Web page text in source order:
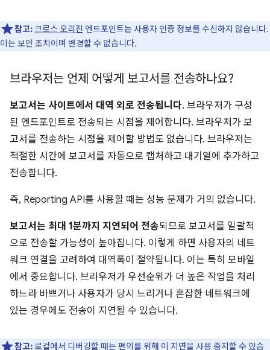
참고:크로스 오리진 엔드포인트는 사용자 인증 정보를 수신하지 않습니다.
이는 보안 조치이며 변경할 수 없습니다.
브라우저는 언제 어떻게 보고서를 전송하나요?
보고서는 사이트에서 대역 외로 전송됩니다. 브라우저가 구성
된 엔드포인트로 전송되는 시점을 제어합니다. 브라우저가 보
고서를 전송하는 시점을 제어할 방법도 없습니다. 브라우저는
적절한 시간에 보고서를 자동으로 캡처하고 대기열에 추가하고
전송합니다.
즉, Reporting API를 사용할 때는 성능 문제가 거의 없습니다.
보고서는 최대 1분까지 지연되어 전송되므로 보고서를 일괄적
으로 전송할 가능성이 높아집니다. 이렇게 하면 사용자의 네트
워크 연결을 고려하여 대역폭이 절약됩니다. 이는 특히 모바일
에서 중요합니다. 브라우저가 우선순위가 더 높은 작업을 처리
하느라 바쁘거나 사용자가 당시 느리거나 혼잡한 네트워크에
있는 경우에도 전송이 지연될 수 있습니다.
참고:로컬에서 디버깅할 때는 편의를 위해 이 지연을 사용 중지할 수 있습